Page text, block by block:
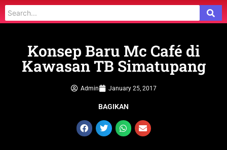
Konsep Baru Mc Café di
Kawasan TB Simatupang
Admin January 25, 2017
BAGIKAN